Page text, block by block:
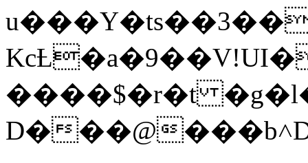
����$�r�t
D���@